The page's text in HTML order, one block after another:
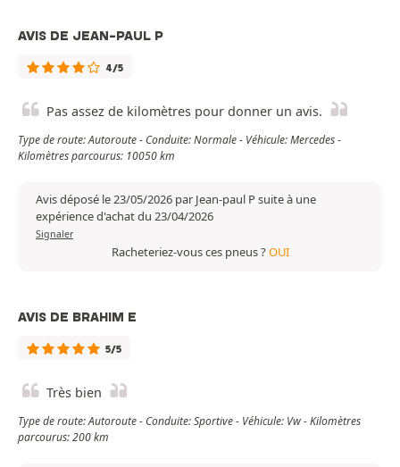
AVIS DE JEAN-PAUL P
4/5
Pas assez de kilomètres pour donner un avis.
Type de route: Autoroute - Conduite: Normale - Véhicule: Mercedes -
Kilomètres parcourus: 10050 km
Avis déposé le 23/05/2026 par Jean-paul P suite à une
expérience d'achat du 23/04/2026
Signaler
Racheteriez-vous ces pneus ?OUI
AVIS DE BRAHIM E
5/5
Très bien
Type de route: Autoroute - Conduite: Sportive - Véhicule: Vw - Kilomètres
parcourus: 200 km